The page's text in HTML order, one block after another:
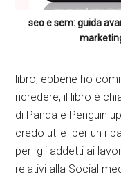
seo e sem: guida
libro; ebbene ho
ricredere; il libro è
di Panda e Penguin
credo utile per un
per gli addetti ai
relativi alla Social